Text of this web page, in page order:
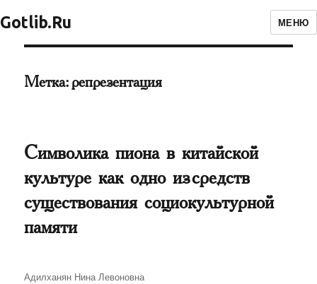
Gotlib.Ru МЕНЮ
Метка: репрезентация
Символика пиона в китайской
культуре как одно из средств
существования социокультурной
памяти
Автор
Адилханян Нина Левоновна